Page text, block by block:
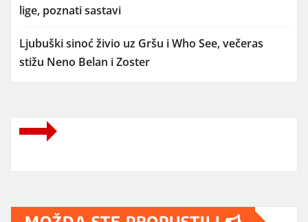
lige, poznati sastavi
Ljubuški sinoć živio uz Gršu i Who See, večeras
stižu Neno Belan i Zoster